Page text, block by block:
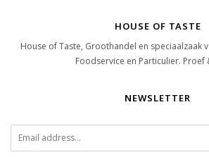
HOUSE OF TASTE
House of Taste, Groothandel en speciaalzaak
Foodservice en Particulier. Proef
NEWSLETTER